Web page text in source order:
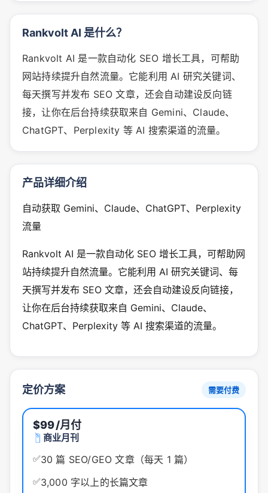
Rankvolt AI 是什么？
Rankvolt AI 是一款自动化 SEO 增长工具，可帮助
网站持续提升自然流量。它能利用 AI 研究关键词、
每天撰写并发布 SEO 文章，还会自动建设反向链
接，让你在后台持续获取来自 Gemini、Claude、
ChatGPT、Perplexity 等 AI 搜索渠道的流量。
产品详细介绍
自动获取 Gemini、Claude、ChatGPT、Perplexity
流量
Rankvolt AI 是一款自动化 SEO 增长工具，可帮助网
站持续提升自然流量。它能利用 AI 研究关键词、每
天撰写并发布 SEO 文章，还会自动建设反向链接，
让你在后台持续获取来自 Gemini、Claude、
ChatGPT、Perplexity 等 AI 搜索渠道的流量。
定价方案 需要付费
$99/月付
商业月刊
✅30 篇 SEO/GEO 文章（每天 1 篇）
✅3,000 字以上的长篇文章